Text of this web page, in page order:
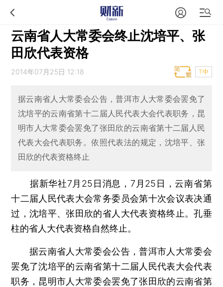
云南省人大常委会终止沈培平、张
田欣代表资格
2014年07月25日 12:18 T中
据云南省人大常委会公告，普洱市人大常委会罢免了
沈培平的云南省第十二届人民代表大会代表职务，昆
明市人大常委会罢免了张田欣的云南省第十二届人民
代表大会代表职务。依照代表法的规定，沈培平、张
田欣的代表资格终止
据新华社7月25日消息，7月25日，云南省第
十二届人民代表大会常务委员会第十次会议表决通
过，沈培平、张田欣的省人大代表资格终止。孔垂
柱的省人大代表资格自然终止。
据云南省人大常委会公告，普洱市人大常委会
罢免了沈培平的云南省第十二届人民代表大会代表
职务，昆明市人大常委会罢免了张田欣的云南省第